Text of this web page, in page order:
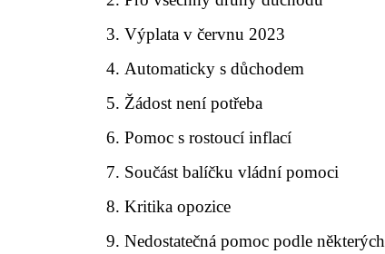
Výplata v červnu 2023
Automaticky s důchodem
Žádost není potřeba
Pomoc s rostoucí inflací
Součást balíčku vládní pomoci
Kritika opozice
Nedostatečná pomoc podle některých